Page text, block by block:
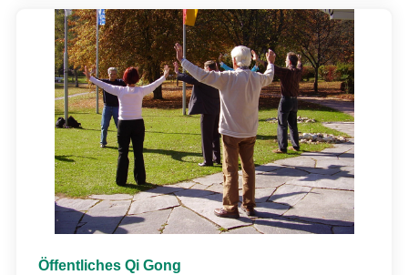
Öffentliches Qi Gong